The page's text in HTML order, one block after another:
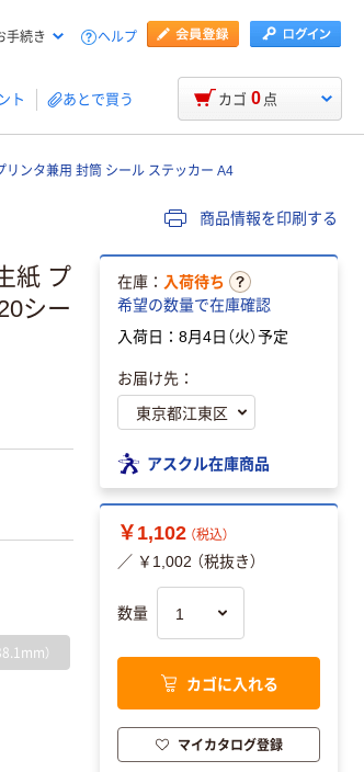
手続き ヘルプ
ト あとで買う カゴ 0 点
リンタ兼用 封筒 シール ステッカー A4
商品情報を印刷する
紙 プ
シー
）
在庫： 入荷待ち
希望の数量で在庫確認
入荷日：8月4日（火）予定
お届け先：
アスクル在庫商品
￥1,102 （税込）
／ ￥1,002 （税抜き）
数量
カゴに入れる
マイカタログ登録